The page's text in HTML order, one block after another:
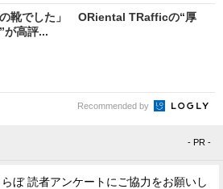
の靴でした」 ORiental TRafficの“厚
が高評...
Recommended by
- PR -
らぼ 読者アンケートにご協力をお願いし